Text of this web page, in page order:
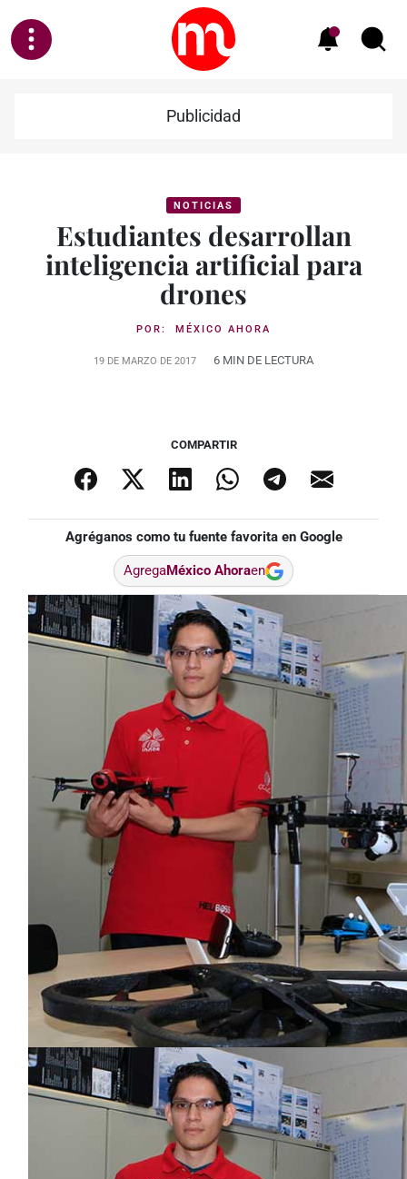
Publicidad
NOTICIAS
Estudiantes desarrollan
inteligencia artificial para
drones
POR: MÉXICO AHORA
19 DE MARZO DE 2017 6 MIN DE LECTURA
COMPARTIR
Agréganos como tu fuente favorita en Google
AgregaMéxico Ahoraen